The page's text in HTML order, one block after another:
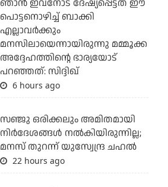
ഞാന്‍ ഇവനോട് ദേഷ്യപ്പെട്ടത് ഈ
പൊട്ടനൊഴിച്ച് ബാക്കി
എല്ലാവര്‍ക്കും
മനസിലായെന്നായിരുന്നു മമ്മൂക്ക
അദ്ദേഹത്തിന്റെ ഭാര്യയോട്
പറഞ്ഞത്: സിദ്ദിഖ്
6 hours ago
സഞ്ജു ഒരിക്കലും അമിതമായി
നിര്‍ദേശങ്ങള്‍ നല്‍കിയിരുന്നില്ല;
മനസ് തുറന്ന് യുസ്വേന്ദ്ര ചഹല്‍
22 hours ago